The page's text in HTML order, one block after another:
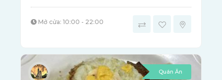
Mở cửa: 10:00 - 22:00
Quán Ăn